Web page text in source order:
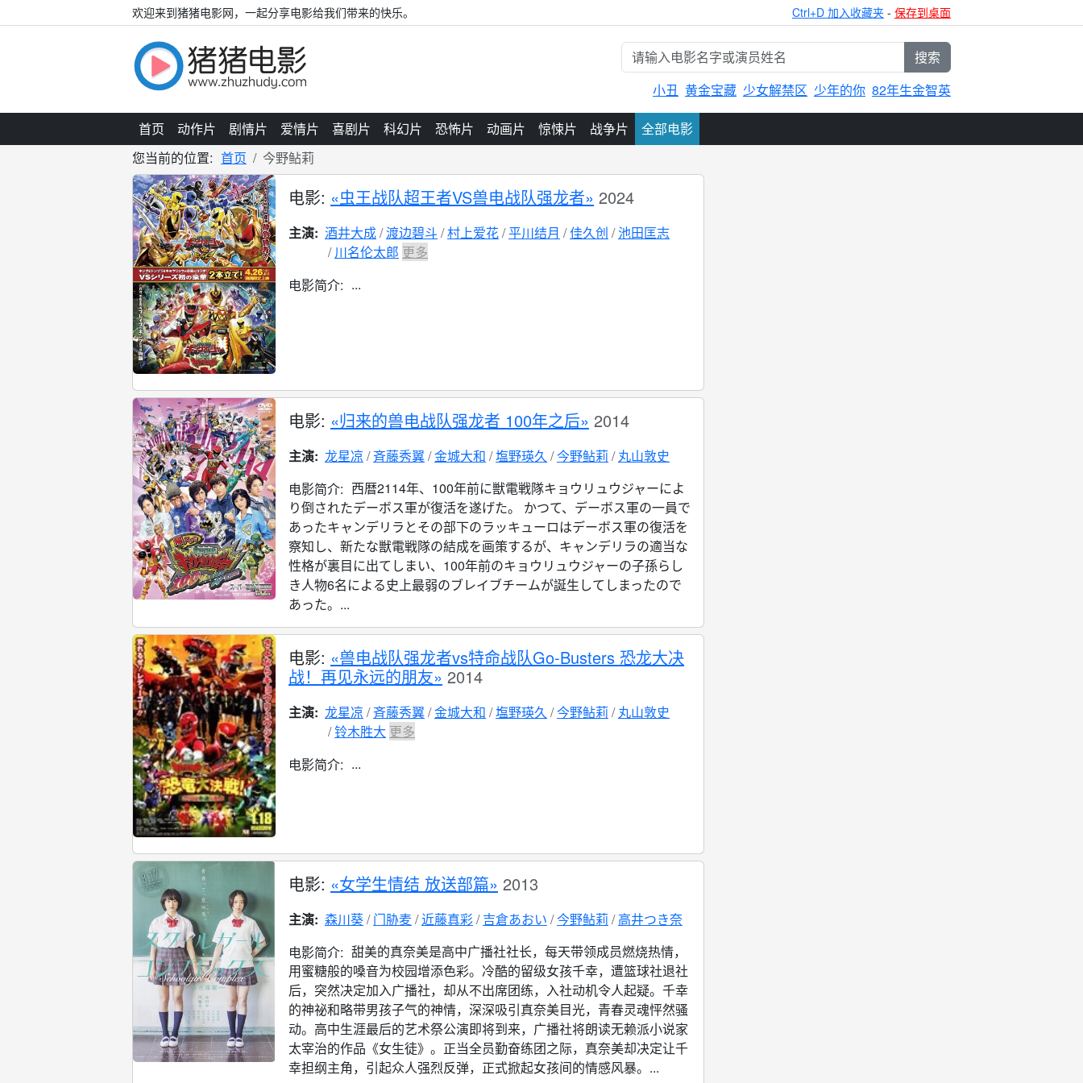
欢迎来到猪猪电影网，一起分享电影给我们带来的快乐。 Ctrl+D 加入收藏夹 - 保存到桌面
搜索
小丑 黄金宝藏 少女解禁区 少年的你 82年生金智英
首页 动作片 剧情片 爱情片 喜剧片 科幻片 恐怖片 动画片 惊悚片 战争片
全部电影
您当前的位置: 首页 今野鲇莉
电影: «虫王战队超王者VS兽电战队强龙者» 2024
主演: 酒井大成 渡边碧斗 村上爱花 平川结月 佳久创 池田匡志
川名伦太郎 更多
电影简介: ...
电影: «归来的兽电战队强龙者 100年之后» 2014
主演: 龙星凉 斉藤秀翼 金城大和 塩野瑛久 今野鲇莉
丸山敦史
电影简介: 西暦2114年、100年前に獣電戦隊キョウリュウジャーによ
り倒されたデーボス軍が復活を遂げた。 かつて、デーボス軍の一員で
あったキャンデリラとその部下のラッキューロはデーボス軍の復活を
察知し、新たな獣電戦隊の結成を画策するが、キャンデリラの適当な
性格が裏目に出てしまい、100年前のキョウリュウジャーの子孫らし
き人物6名による史上最弱のブレイブチームが誕生してしまったので
あった。...
电影: «兽电战队强龙者vs特命战队Go-Busters 恐龙大决
战！再见永远的朋友» 2014
主演: 龙星凉 斉藤秀翼 金城大和 塩野瑛久 今野鲇莉
丸山敦史
铃木胜大 更多
电影简介: ...
电影: «女学生情结 放送部篇» 2013
主演: 森川葵 门胁麦 近藤真彩 吉倉あおい 今野鲇莉
高井つき奈
电影简介: 甜美的真奈美是高中广播社社长，每天带领成员燃烧热情，
用蜜糖般的嗓音为校园增添色彩。冷酷的留级女孩千幸，遭篮球社退社
后，突然决定加入广播社，却从不出席团练，入社动机令人起疑。千幸
的神祕和略带男孩子气的神情，深深吸引真奈美目光，青春灵魂怦然骚
动。高中生涯最后的艺术祭公演即将到来，广播社将朗读无赖派小说家
太宰治的作品《女生徒》。正当全员勤奋练团之际，真奈美却决定让千
幸担纲主角，引起众人强烈反弹，正式掀起女孩间的情感风暴。...